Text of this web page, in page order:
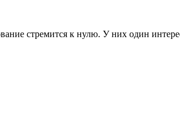
стремится к нулю. У них один